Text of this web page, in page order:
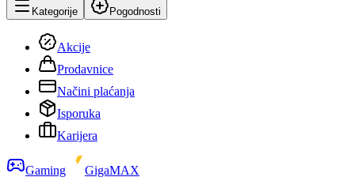
Kategorije Pogodnosti
Akcije
Prodavnice
Načini plaćanja
Isporuka
Karijera
Gaming
GigaMAX